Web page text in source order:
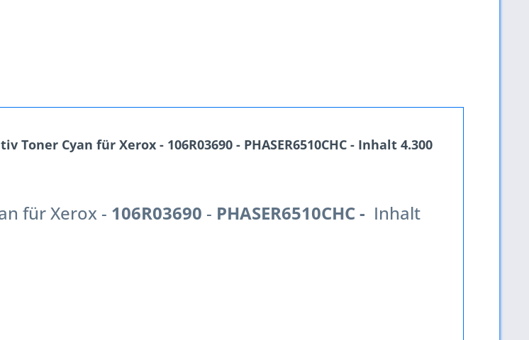
Cyan für Xerox - 106R03690 - PHASER6510CHC - Inhalt 4.300
für Xerox - 106R03690 - PHASER6510CHC - Inhalt